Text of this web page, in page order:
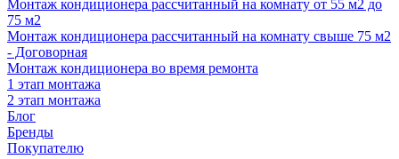
Монтаж кондиционера рассчитанный на комнату от 55 м2 до
75 м2
Монтаж кондиционера рассчитанный на комнату свыше 75 м2
- Договорная
Монтаж кондиционера во время ремонта
1 этап монтажа
2 этап монтажа
Блог
Бренды
Покупателю